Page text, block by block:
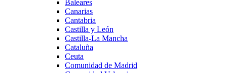
Baleares
Canarias
Cantabria
Castilla y León
Castilla-La Mancha
Cataluña
Ceuta
Comunidad de Madrid